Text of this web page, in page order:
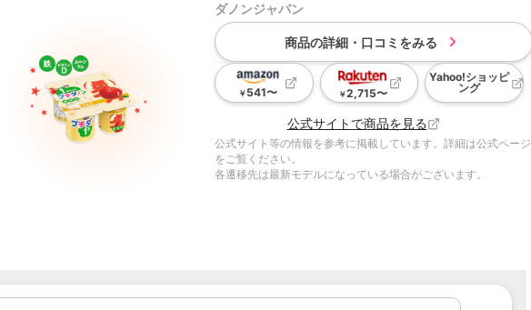
ダノンジャパン
商品の詳細・口コミをみる
￥541〜 ￥2,715〜
Yahoo!ショッピ
ング
公式サイトで商品を見る
公式サイト等の情報を参考に掲載しています。詳細は公式ページ
をご覧ください。
各遷移先は最新モデルになっている場合がございます。